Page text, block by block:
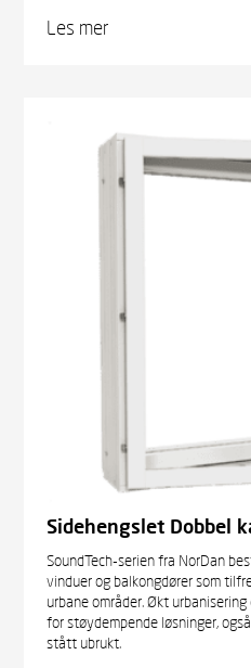
Les mer
Sidehengslet Dobbel
SoundTech-serien fra NorDan
vinduer og balkongdører som
urbane områder. Økt
for støydempende løsninger,
stått ubrukt.